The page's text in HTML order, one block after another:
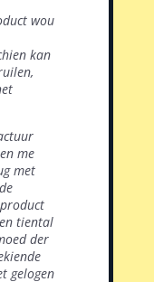
wou
kan
me
met
tiental
der
gelogen